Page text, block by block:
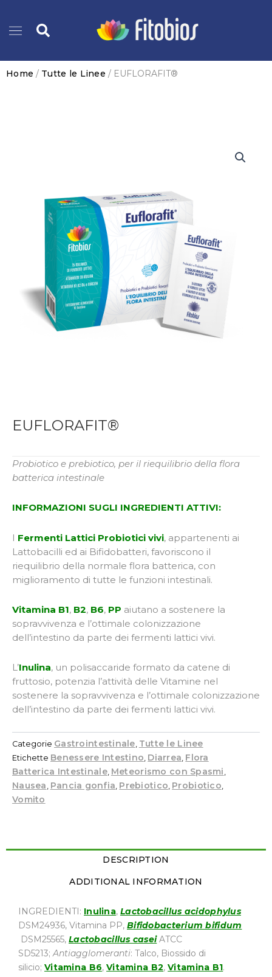
contenutoCerca
Home / Tutte le Linee / EUFLORAFIT®
EUFLORAFIT®
Probiotico e prebiotico, per il riequilibrio della flora
batterica intestinale
INFORMAZIONI SUGLI INGREDIENTI ATTIVI:
I Fermenti Lattici Probiotici vivi, appartenenti ai
Lattobacilli ed ai Bifidobatteri, favoriscono il
riequilibrio della normale flora batterica, con
miglioramento di tutte le funzioni intestinali.
Vitamina B1, B2, B6, PP aiutano a sostenere la
sopravvivenza e l’ottimale colonizzazione
dell’intestino da parte dei fermenti lattici vivi.
L’Inulina, un polisaccaride formato da catene di
fruttosio, potenzia l’attività delle Vitamine nel
sostenere la sopravvivenza e l’ottimale colonizzazione
dell’intestino da parte dei fermenti lattici vivi.
Categorie Gastrointestinale Tutte le Linee
Etichette Benessere Intestino Diarrea Flora
Batterica Intestinale, Meteorismo con Spasmi
Nausea Pancia gonfia Prebiotico Probiotico
Vomito
DESCRIPTION
ADDITIONAL INFORMATION
INGREDIENTI: Inulina, Lactobacillus acidophylus
DSM24936, Vitamina PP, Bifidobacterium bifidum
DSM25565, Lactobacillus casei ATCC
SD5213; Antiagglomeranti: Talco, Biossido di
silicio; Vitamina B6,Vitamina B2,Vitamina B1.